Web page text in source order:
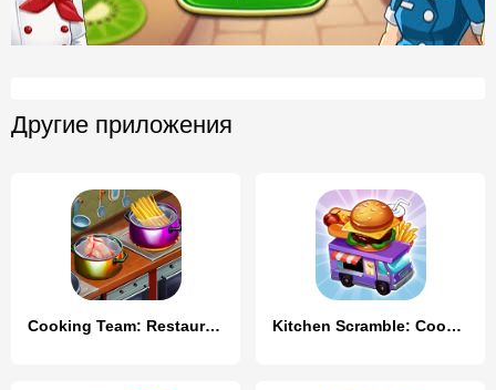
Другие приложения
Cooking Team: Restaurant Games Kitchen Scramble: Cooking Game